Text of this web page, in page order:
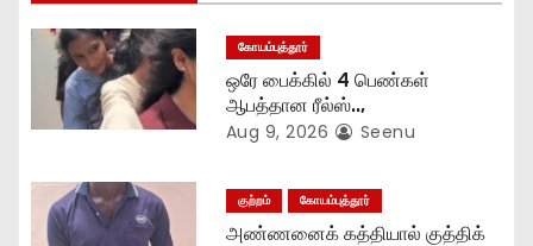
t
o
கோயம்புத்தூர்
ஒரே பைக்கில் 4 பெண்கள்
ஆபத்தான ரீல்ஸ்..,
Aug 9, 2026 Seenu
குற்றம் கோயம்புத்தூர்
அண்ணனைக் கத்தியால் குத்திக்